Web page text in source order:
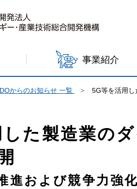
事業紹介
からのお知らせ 一覧 5G等を活用し
た製造業の
進および競争力強